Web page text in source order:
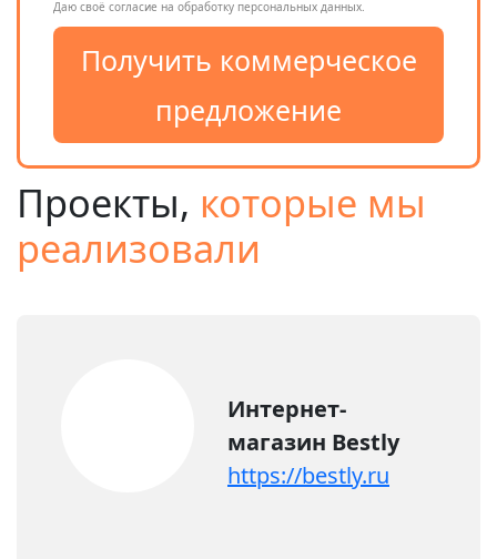
Даю своё согласие на обработку персональных данных.
Проекты, которые мы
реализовали
Интернет-
магазин Bestly
https://bestly.ru